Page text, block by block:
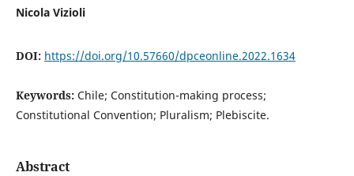
Nicola Vizioli
DOI: https://doi.org/10.57660/dpceonline.2022.1634
Keywords: Chile; Constitution-making process;
Constitutional Convention; Pluralism; Plebiscite.
Abstract